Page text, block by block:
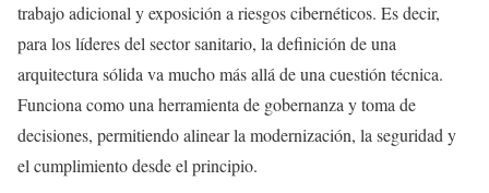
trabajo adicional y exposición a riesgos cibernéticos. Es decir,
para los líderes del sector sanitario, la definición de una
arquitectura sólida va mucho más allá de una cuestión técnica.
Funciona como una herramienta de gobernanza y toma de
decisiones, permitiendo alinear la modernización, la seguridad y
el cumplimiento desde el principio.